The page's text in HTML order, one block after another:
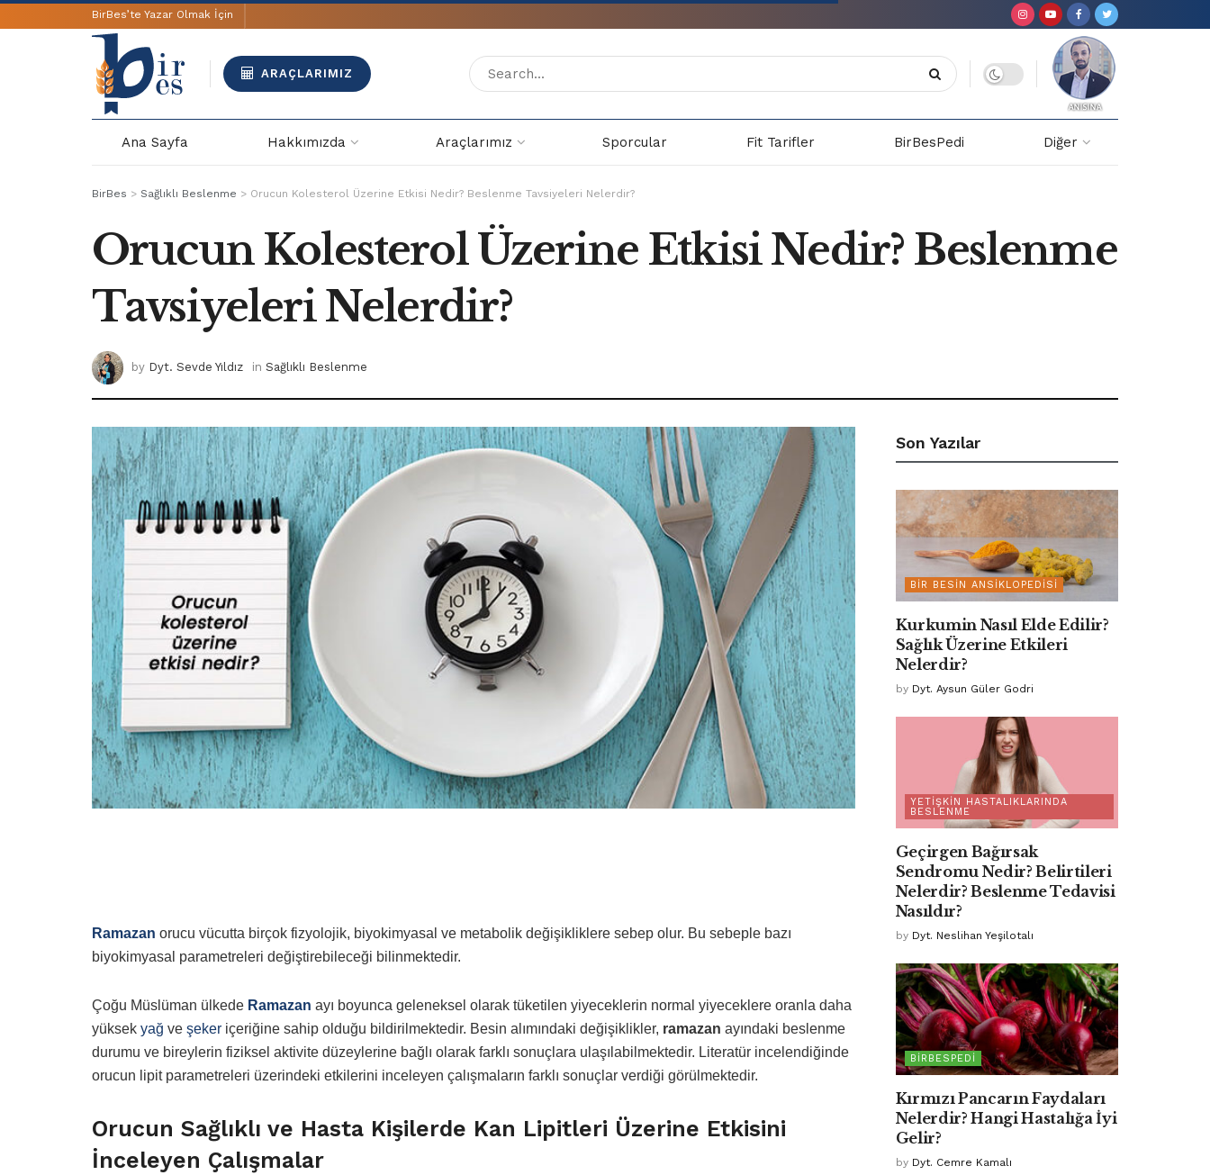
BirBes’te Yazar Olmak İçin
ARAÇLARIMIZ
Ana Sayfa Hakkımızda Araçlarımız Sporcular Fit Tarifler BirBesPedi Diğer
BirBes > Sağlıklı Beslenme > Orucun Kolesterol Üzerine Etkisi Nedir? Beslenme Tavsiyeleri Nelerdir?
Orucun Kolesterol Üzerine Etkisi Nedir? Beslenme
Tavsiyeleri Nelerdir?
by Dyt. Sevde Yıldız in Sağlıklı Beslenme
Ramazan orucu vücutta birçok fizyolojik, biyokimyasal ve metabolik değişikliklere sebep olur. Bu sebeple bazı
biyokimyasal parametreleri değiştirebileceği bilinmektedir.
Çoğu Müslüman ülkede Ramazan ayı boyunca geleneksel olarak tüketilen yiyeceklerin normal yiyeceklere oranla daha
yüksek yağ ve şeker içeriğine sahip olduğu bildirilmektedir. Besin alımındaki değişiklikler, ramazan ayındaki beslenme
durumu ve bireylerin fiziksel aktivite düzeylerine bağlı olarak farklı sonuçlara ulaşılabilmektedir. Literatür incelendiğinde
orucun lipit parametreleri üzerindeki etkilerini inceleyen çalışmaların farklı sonuçlar verdiği görülmektedir.
Orucun Sağlıklı ve Hasta Kişilerde Kan Lipitleri Üzerine Etkisini
İnceleyen Çalışmalar
Son Yazılar
BIR BESIN ANSIKLOPEDISI
Kurkumin Nasıl Elde Edilir?
Sağlık Üzerine Etkileri
Nelerdir?
by Dyt. Aysun Güler Godri
YETIŞKIN HASTALIKLARINDA
BESLENME
Geçirgen Bağırsak
Sendromu Nedir? Belirtileri
Nelerdir? Beslenme Tedavisi
Nasıldır?
by Dyt. Neslihan Yeşilotalı
BIRBESPEDI
Kırmızı Pancarın Faydaları
Nelerdir? Hangi Hastalığa İyi
Gelir?
by Dyt. Cemre Kamalı